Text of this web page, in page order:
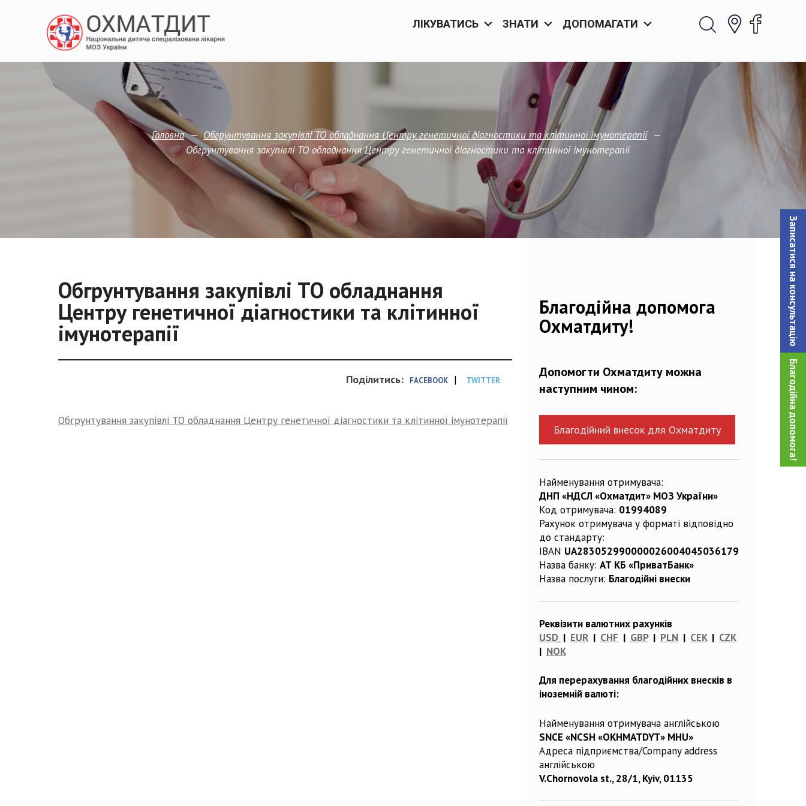
Записатися на консультацiю
Благодійна допомога!
ЛІКУВАТИСЬ ЗНАТИ ДОПОМАГАТИ
Головна — Обгрунтування закупівлі ТО обладнання Центру генетичної діагностики та клітинної імунотерапії —
Обгрунтування закупівлі ТО обладнання Центру генетичної діагностики та клітинної імунотерапії
Обгрунтування закупівлі ТО обладнання
Центру генетичної діагностики та клітинної
імунотерапії
Поділитись: FACEBOOK | TWITTER
Обгрунтування закупівлі ТО обладнання Центру генетичної діагностики та клітинної імунотерапії
Благодійна допомога
Охматдиту!
Допомогти Охматдиту можна
наступним чином:
Благодійний внесок для Охматдиту
Найменування отримувача:
ДНП «НДСЛ «Охматдит» МОЗ України»
Код отримувача: 01994089
Рахунок отримувача у форматі відповідно
до стандарту:
IBAN UA283052990000026004045036179
Назва банку: АТ КБ «ПриватБанк»
Назва послуги: Благодійні внески
Реквізити валютних рахунків
USD | EUR| CHF | GBP| PLN| CEK| CZK
| NOK
Для перерахування благодійних внесків в
іноземній валюті:
Найменування отримувача англійською
SNCE «NCSH «OKHMATDYT» MHU»
Адреса підприємства/Company address
англійською
V.Chornovola st., 28/1, Kyiv, 01135